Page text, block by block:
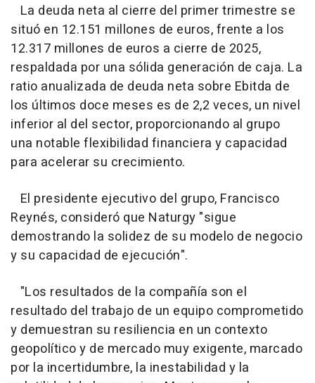
La deuda neta al cierre del primer trimestre se
situó en 12.151 millones de euros, frente a los
12.317 millones de euros a cierre de 2025,
respaldada por una sólida generación de caja. La
ratio anualizada de deuda neta sobre Ebitda de
los últimos doce meses es de 2,2 veces, un nivel
inferior al del sector, proporcionando al grupo
una notable flexibilidad financiera y capacidad
para acelerar su crecimiento.
El presidente ejecutivo del grupo, Francisco
Reynés, consideró que Naturgy "sigue
demostrando la solidez de su modelo de negocio
y su capacidad de ejecución".
"Los resultados de la compañía son el
resultado del trabajo de un equipo comprometido
y demuestran su resiliencia en un contexto
geopolítico y de mercado muy exigente, marcado
por la incertidumbre, la inestabilidad y la